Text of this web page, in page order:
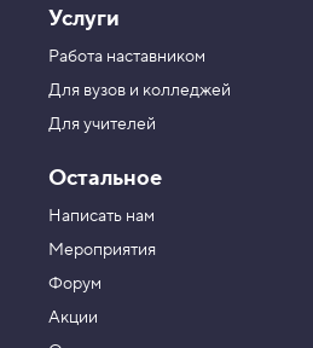
Услуги
Работа наставником
Для вузов и колледжей
Для учителей
Остальное
Написать нам
Мероприятия
Форум
Акции